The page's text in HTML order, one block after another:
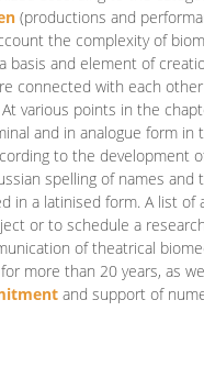
(productions and
the complexity of
basis and element of
connected with each
various points in the
and in analogue form
to the development
spelling of names
in a latinised form. A list
or to schedule a
of theatrical
more than 20 years, as
and support of